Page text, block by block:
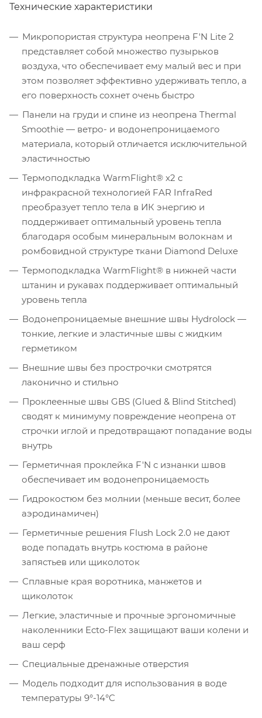
Технические характеристики
Микропористая структура неопрена F'N Lite 2
представляет собой множество пузырьков
воздуха, что обеспечивает ему малый вес и при
этом позволяет эффективно удерживать тепло, а
его поверхность сохнет очень быстро
Панели на груди и спине из неопрена Thermal
Smoothie — ветро- и водонепроницаемого
материала, который отличается исключительной
эластичностью
Термоподкладка WarmFlight® x2 с
инфракрасной технологией FAR InfraRed
преобразует тепло тела в ИК энергию и
поддерживает оптимальный уровень тепла
благодаря особым минеральным волокнам и
ромбовидной структуре ткани Diamond Deluxe
Термоподкладка WarmFlight® в нижней части
штанин и рукавах поддерживает оптимальный
уровень тепла
Водонепроницаемые внешние швы Hydrolock —
тонкие, легкие и эластичные швы с жидким
герметиком
Внешние швы без прострочки смотрятся
лаконично и стильно
Проклеенные швы GBS (Glued & Blind Stitched)
сводят к минимуму повреждение неопрена от
строчки иглой и предотвращают попадание воды
внутрь
Герметичная проклейка F'N с изнанки швов
обеспечивает им водонепроницаемость
Гидрокостюм без молнии (меньше весит, более
аэродинамичен)
Герметичные решения Flush Lock 2.0 не дают
воде попадать внутрь костюма в районе
запястьев или щиколоток
Сплавные края воротника, манжетов и
щиколоток
Легкие, эластичные и прочные эргономичные
наколенники Ecto-Flex защищают ваши колени и
ваш серф
Специальные дренажные отверстия
Модель подходит для использования в воде
температуры 9°-14°C